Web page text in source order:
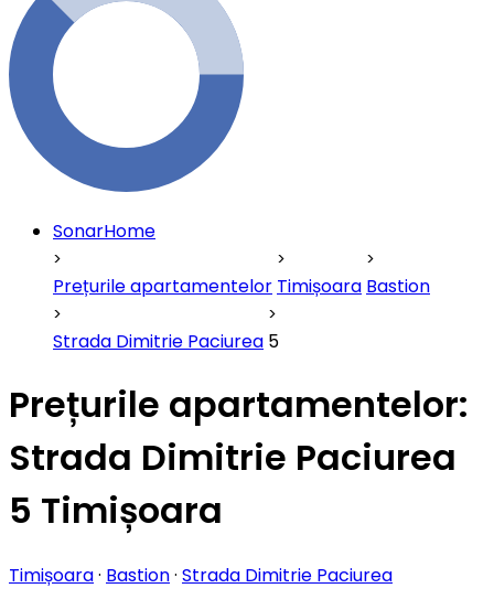
SonarHome
Prețurile apartamentelor Timișoara Bastion
Strada Dimitrie Paciurea 5
Prețurile apartamentelor:
Strada Dimitrie Paciurea
5 Timișoara
Timișoara· Bastion· Strada Dimitrie Paciurea